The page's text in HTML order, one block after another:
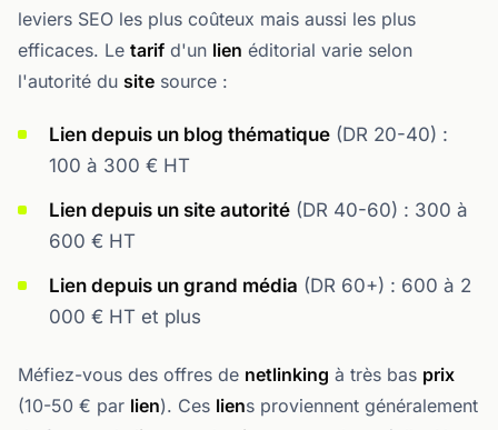
leviers SEO les plus coûteux mais aussi les plus
efficaces. Le tarif d'un lien éditorial varie selon
l'autorité du site source :
Lien depuis un blog thématique (DR 20-40) :
100 à 300 € HT
Lien depuis un site autorité (DR 40-60) : 300 à
600 € HT
Lien depuis un grand média (DR 60+) : 600 à 2
000 € HT et plus
Méfiez-vous des offres de netlinking à très bas prix
(10-50 € par lien). Ces liens proviennent généralement